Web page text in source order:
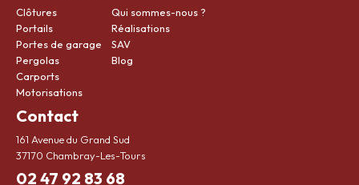
Clôtures
Portails
Portes de garage
Pergolas
Carports
Motorisations
Qui sommes-nous ?
Réalisations
SAV
Blog
Contact
161 Avenue du Grand Sud
37170 Chambray-Les-Tours
02 47 92 83 68